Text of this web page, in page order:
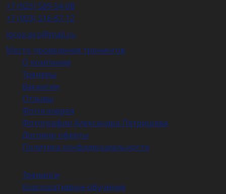
+7 (925) 589-54-08
+7 (903) 516-67-12
igrox-pro@mail.ru
Место проведения тренингов
О компании
Тренеры
Вакансии
Отзывы
Фотогалерея
Фотографии Александра Петрищева
Договор оферты
Политика конфиденциальности
Тренинги
Корпоративное обучение